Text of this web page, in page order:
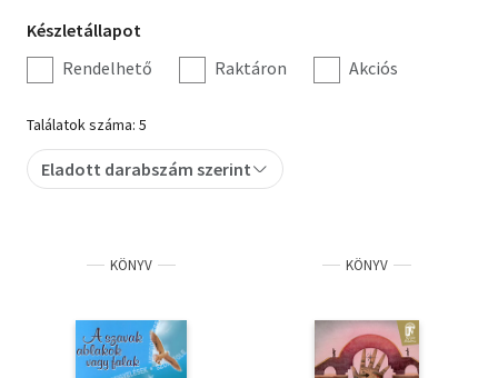
Hobbi, szabadidő
Irodalom
Művészet
Szakkönyv
Tankönyv, segédkönyv
Társadalomtudomány
Természettudomány
Készletállapot
szűrés
Készletállapot
Rendelhető
Raktáron Akciós
Találatok száma: 5
Eladott darabszám szerint
KÖNYV KÖNYV